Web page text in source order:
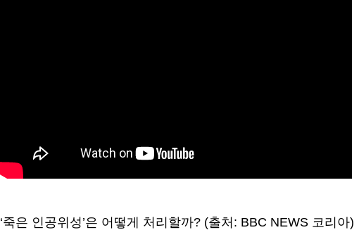
‘죽은 인공위성’은 어떻게 처리할까? (출처: BBC NEWS 코리아)